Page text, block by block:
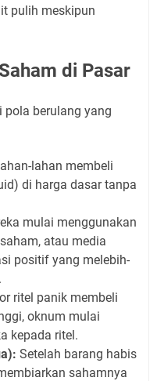
pulih meskipun
di Pasar
pola berulang yang
lahan membeli
di harga dasar tanpa
mulai menggunakan
atau media
positif yang melebih-
ritel panik membeli
oknum mulai
kepada ritel.
Setelah barang habis
sahamnya